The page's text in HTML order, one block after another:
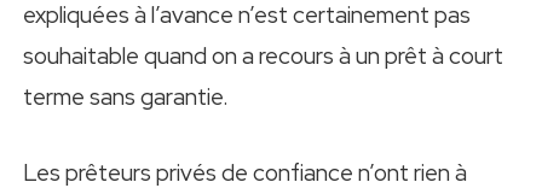
expliquées à l’avance n’est certainement pas
souhaitable quand on a recours à un prêt à court
terme sans garantie.
Les prêteurs privés de confiance n’ont rien à